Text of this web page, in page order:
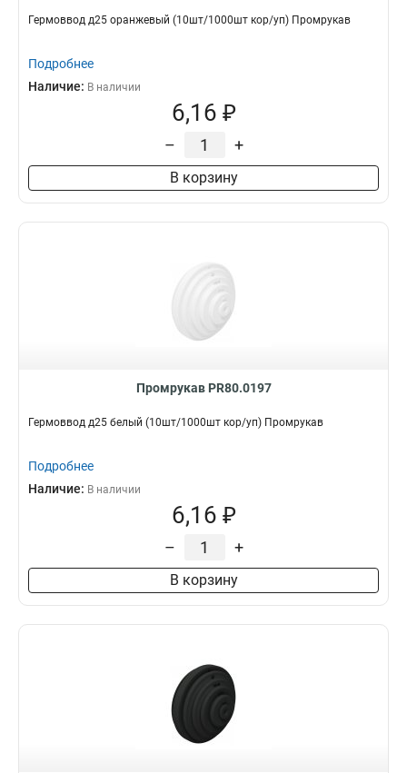
Гермоввод д25 оранжевый (10шт/1000шт кор/уп) Промрукав
Подробнее
Наличие: В наличии
6,16 ₽
– +
В корзину
Промрукав PR80.0197
Гермоввод д25 белый (10шт/1000шт кор/уп) Промрукав
Подробнее
Наличие: В наличии
6,16 ₽
– +
В корзину